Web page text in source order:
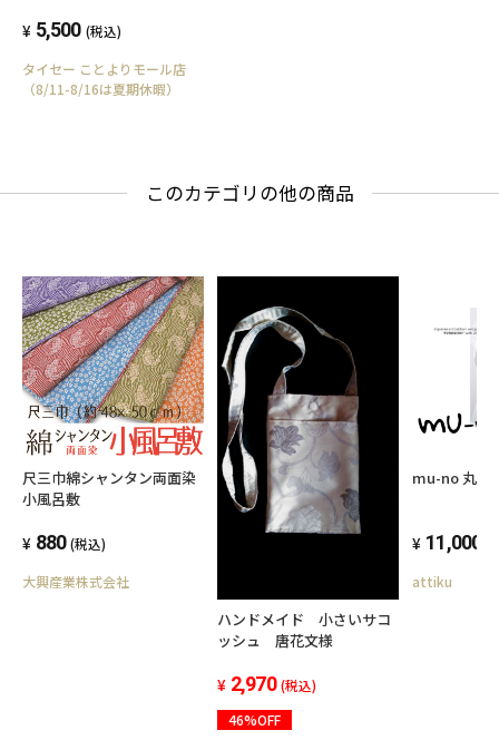
タイム クーラー&ドライ2ウ
0009-04
5,500 (税込)
タイセー ことよりモール店
（8/11-8/16は夏期休暇）
このカテゴリの他の商品
尺三巾綿シャンタン両面染
小風呂敷
880 (税込)
大興産業株式会社
ハンドメイド 小さいサコ
ッシュ 唐花文様
2,970 (税込)
46%OFF
mu-no
11,000
attiku